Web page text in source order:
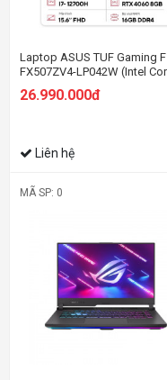
Laptop ASUS TUF Gaming
FX507ZV4-LP042W (Intel
4060 8GB | 15.6 inch FHD |
26.990.000đ
Liên hệ
MÃ SP: 0